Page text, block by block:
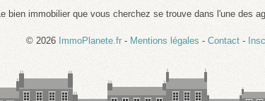
Le bien immobilier que vous cherchez se trouve dans l'une des
© 2026 ImmoPlanete.fr - Mentions légales - Contact-